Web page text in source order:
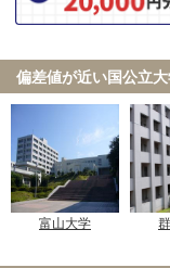
偏差値が近い国公立
富山大学